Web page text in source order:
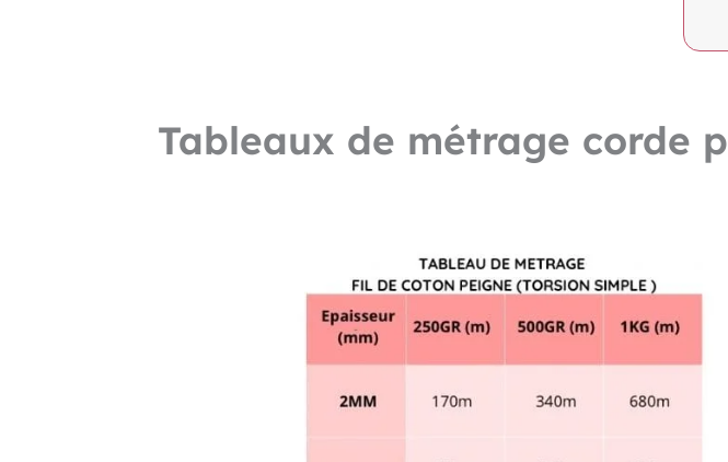
Tableaux de métrage corde